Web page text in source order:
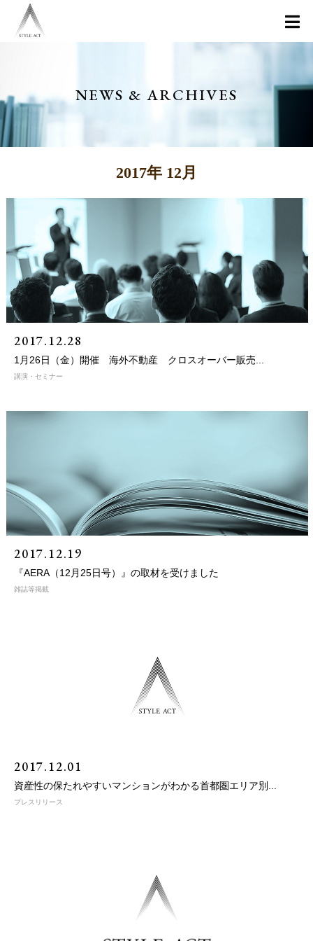
NEWS & ARCHIVES
2017年 12月
2017.12.28
1月26日（金）開催 海外不動産 クロスオーバー販売...
講演・セミナー
2017.12.19
『AERA（12月25日号）』の取材を受けました
雑誌等掲載
2017.12.01
資産性の保たれやすいマンションがわかる首都圏エリア別...
プレスリリース